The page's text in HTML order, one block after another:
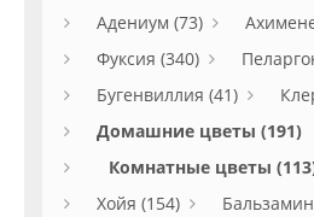
Адениум (73)
Фуксия (340)
Бугенвиллия (41)
Домашние цветы (191)
Комнатные цветы
Хойя (154)